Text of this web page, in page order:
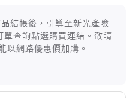
結帳後，引導至新光產險
查詢點選購買連結。敬請
以網路優惠價加購。